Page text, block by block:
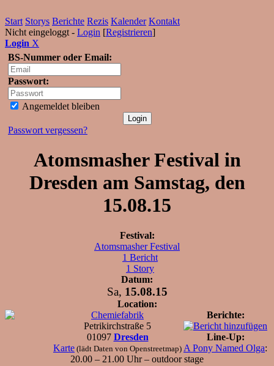
Start Storys Berichte Rezis Kalender Kontakt
Nicht eingeloggt - Login [Registrieren]
Login X
BS-Nummer oder Email:
Passwort:
Angemeldet bleiben
Passwort vergessen?
Atomsmasher Festival in
Dresden am Samstag, den
15.08.15
Festival:
Atomsmasher Festival
1 Bericht
1 Story
Datum:
Sa, 15.08.15
Location:
Chemiefabrik
Petrikirchstraße 5
01097 Dresden
Karte (lädt Daten von Openstreetmap)
Berichte:
Line-Up:
A Pony Named Olga:
20.00 – 21.00 Uhr – outdoor stage